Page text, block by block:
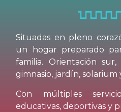
Situadas en pleno
un hogar preparado
familia. Orientación
gimnasio, jardín, solarium
Con múltiples
educativas, deportivas y